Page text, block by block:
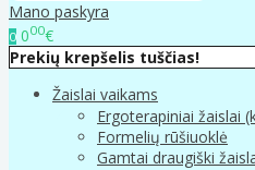
Mano paskyra
0 000€
Prekių krepšelis tuščias!
Žaislai vaikams
Ergoterapiniai žaislai
Formelių rūšiuoklė
Gamtai draugiški